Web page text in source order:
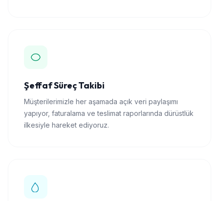
Şeffaf Süreç Takibi
Müşterilerimizle her aşamada açık veri paylaşımı
yapıyor, faturalama ve teslimat raporlarında dürüstlük
ilkesiyle hareket ediyoruz.